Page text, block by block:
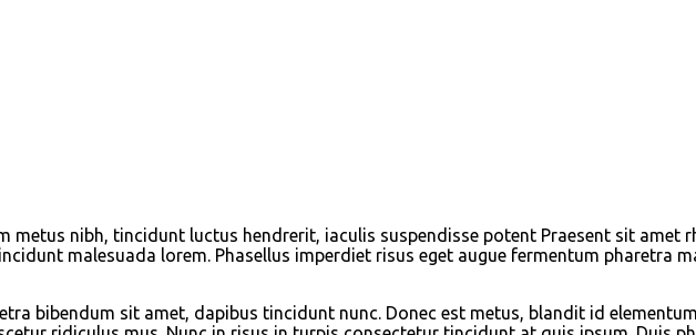
metus nibh, tincidunt luctus hendrerit, iaculis suspendisse potent Praesent sit amet
malesuada lorem. Phasellus imperdiet risus eget augue fermentum pharetra
bibendum sit amet, dapibus tincidunt nunc. Donec est metus, blandit id